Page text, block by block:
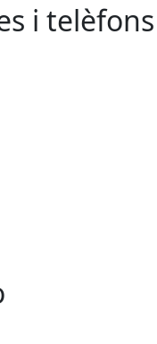
i telèfons